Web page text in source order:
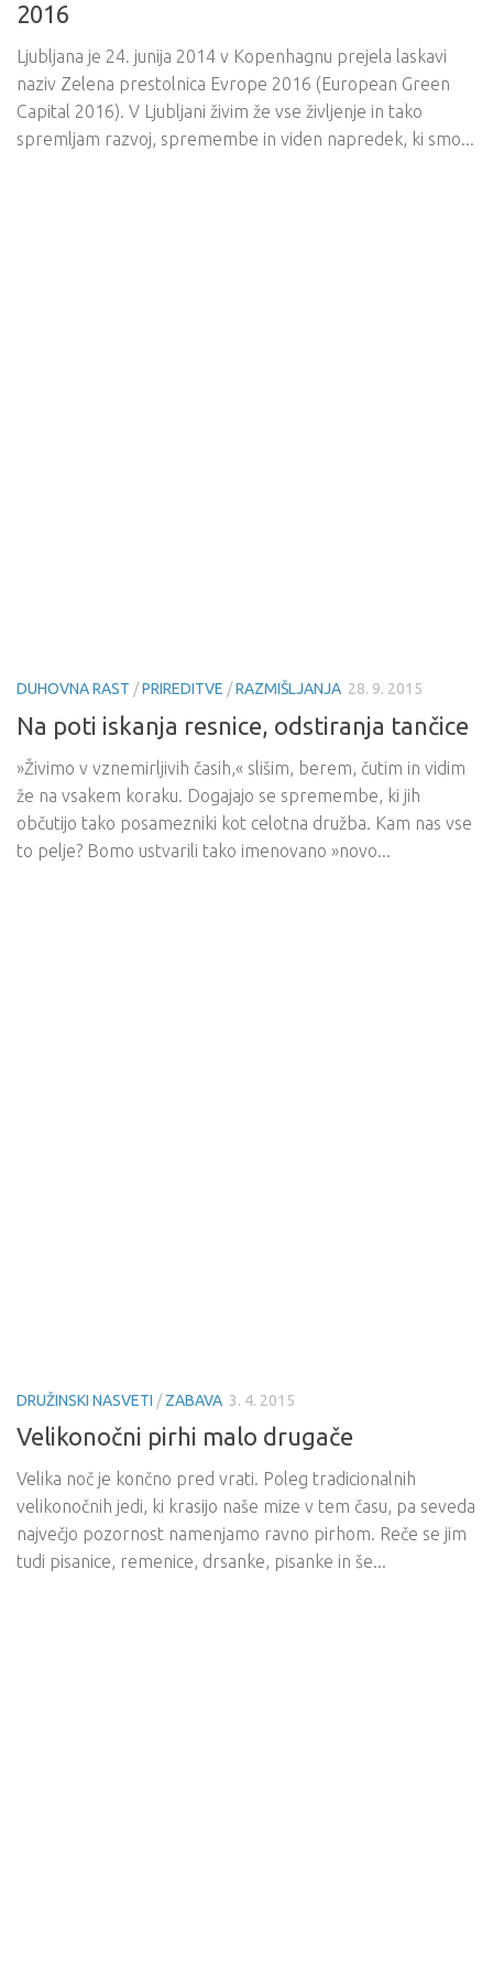
2016
Ljubljana je 24. junija 2014 v Kopenhagnu prejela laskavi
naziv Zelena prestolnica Evrope 2016 (European Green
Capital 2016). V Ljubljani živim že vse življenje in tako
spremljam razvoj, spremembe in viden napredek, ki smo...
DUHOVNA RAST /PRIREDITVE /RAZMIŠLJANJA 28. 9. 2015
Na poti iskanja resnice, odstiranja tančice
»Živimo v vznemirljivih časih,« slišim, berem, čutim in vidim
že na vsakem koraku. Dogajajo se spremembe, ki jih
občutijo tako posamezniki kot celotna družba. Kam nas vse
to pelje? Bomo ustvarili tako imenovano »novo...
DRUŽINSKI NASVETI /ZABAVA 3. 4. 2015
Velikonočni pirhi malo drugače
Velika noč je končno pred vrati. Poleg tradicionalnih
velikonočnih jedi, ki krasijo naše mize v tem času, pa seveda
največjo pozornost namenjamo ravno pirhom. Reče se jim
tudi pisanice, remenice, drsanke, pisanke in še...